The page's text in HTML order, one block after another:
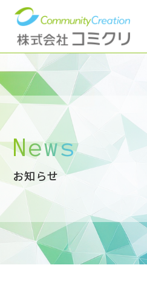
News
お知らせ